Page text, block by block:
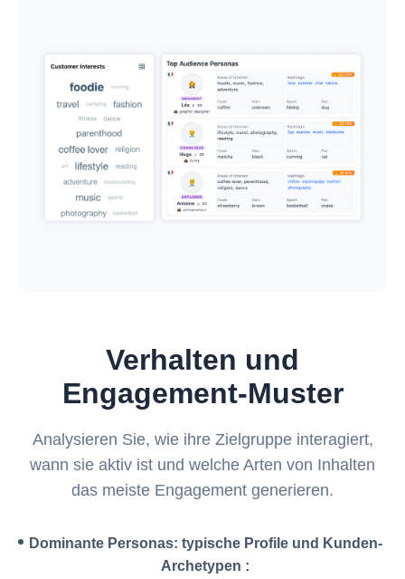
Verhalten und
Engagement-Muster
Analysieren Sie, wie ihre Zielgruppe interagiert,
wann sie aktiv ist und welche Arten von Inhalten
das meiste Engagement generieren.
Dominante Personas: typische Profile und Kunden-
Archetypen :